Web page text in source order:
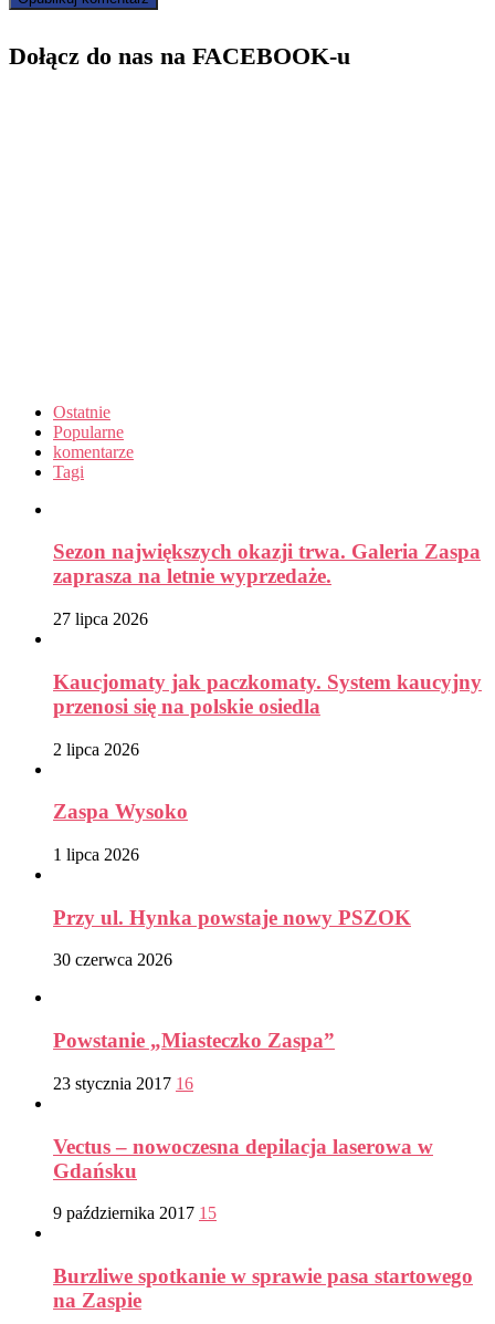
Dołącz do nas na FACEBOOK-u
Ostatnie
Popularne
komentarze
Tagi
Sezon największych okazji trwa. Galeria Zaspa
zaprasza na letnie wyprzedaże.
27 lipca 2026
Kaucjomaty jak paczkomaty. System kaucyjny
przenosi się na polskie osiedla
2 lipca 2026
Zaspa Wysoko
1 lipca 2026
Przy ul. Hynka powstaje nowy PSZOK
30 czerwca 2026
Powstanie „Miasteczko Zaspa”
23 stycznia 2017 16
Vectus – nowoczesna depilacja laserowa w
Gdańsku
9 października 2017 15
Burzliwe spotkanie w sprawie pasa startowego
na Zaspie